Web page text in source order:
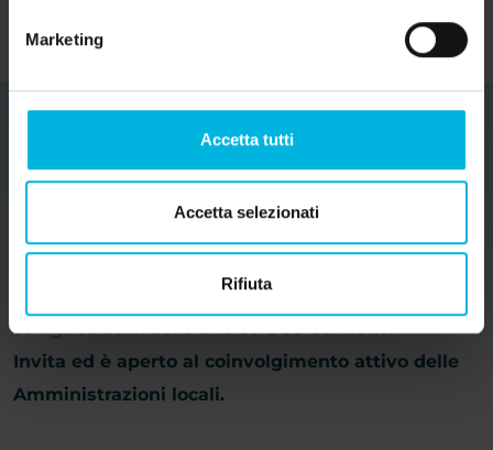
Marketing
Accetta tutti
Accetta selezionati
Rifiuta
Partners
coerente con il Piano Strategico Turistico Regionale
Veneto, progettato in sinergia e complementarietà
con gli obiettivi delle diverse OGD coinvolte.
Invita ed è aperto al coinvolgimento attivo delle
Amministrazioni locali.